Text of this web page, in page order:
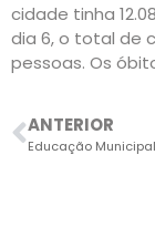
cidade tinha
dia 6, o total de
pessoas. Os
ANTERIOR